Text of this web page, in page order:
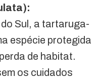
Sul, a tartaruga-
espécie protegida
de habitat.
os cuidados